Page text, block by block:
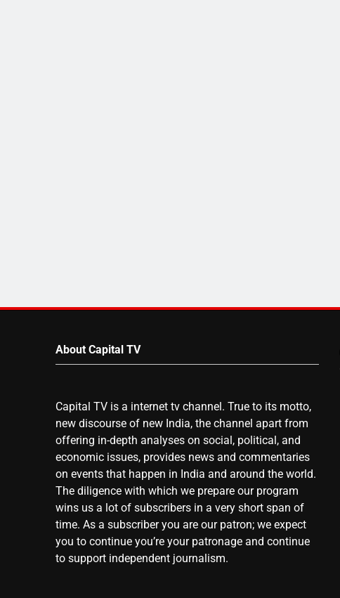
About Capital TV
Capital TV is a internet tv channel. True to its motto,
new discourse of new India, the channel apart from
offering in-depth analyses on social, political, and
economic issues, provides news and commentaries
on events that happen in India and around the world.
The diligence with which we prepare our program
wins us a lot of subscribers in a very short span of
time. As a subscriber you are our patron; we expect
you to continue you’re your patronage and continue
to support independent journalism.